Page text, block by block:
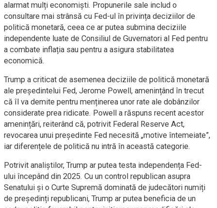
alarmat mulți economiști. Propunerile sale includ o
consultare mai strânsă cu Fed-ul în privința deciziilor de
politică monetară, ceea ce ar putea submina deciziile
independente luate de Consiliul de Guvernatori al Fed pentru
a combate inflația sau pentru a asigura stabilitatea
economică.
Trump a criticat de asemenea deciziile de politică monetară
ale președintelui Fed, Jerome Powell, amenințând în trecut
că îl va demite pentru menținerea unor rate ale dobânzilor
considerate prea ridicate. Powell a răspuns recent acestor
amenințări, reiterând că, potrivit Federal Reserve Act,
revocarea unui președinte Fed necesită „motive întemeiate”,
iar diferențele de politică nu intră în această categorie.
Potrivit analiștilor, Trump ar putea testa independența Fed-
ului începând din 2025. Cu un control republican asupra
Senatului și o Curte Supremă dominată de judecători numiți
de președinți republicani, Trump ar putea beneficia de un